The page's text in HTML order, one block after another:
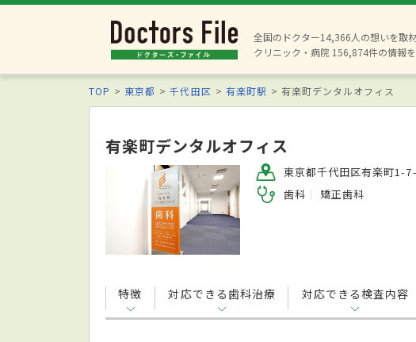
全国のドクター14,366人の想いを取
クリニック・病院 156,874件の情報
TOP 東京都 千代田区 有楽町駅 有楽町デンタルオフィス
有楽町デンタルオフィス
東京都千代田区有楽町
歯科
矯正歯科
特徴 対応できる歯科治療 対応できる検査内容